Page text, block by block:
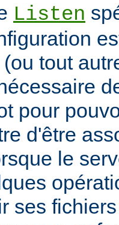
Listen
tout
pour
d'être
le
ses